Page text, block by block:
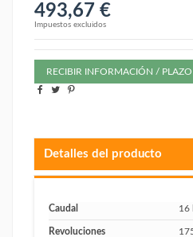
493,67 €
Impuestos excluidos
RECIBIR INFORMACIÓN /
Detalles del producto
Caudal 16
Revoluciones